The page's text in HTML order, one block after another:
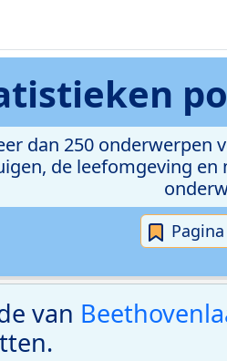
dan 250 onderwerpen
de leefomgeving
van